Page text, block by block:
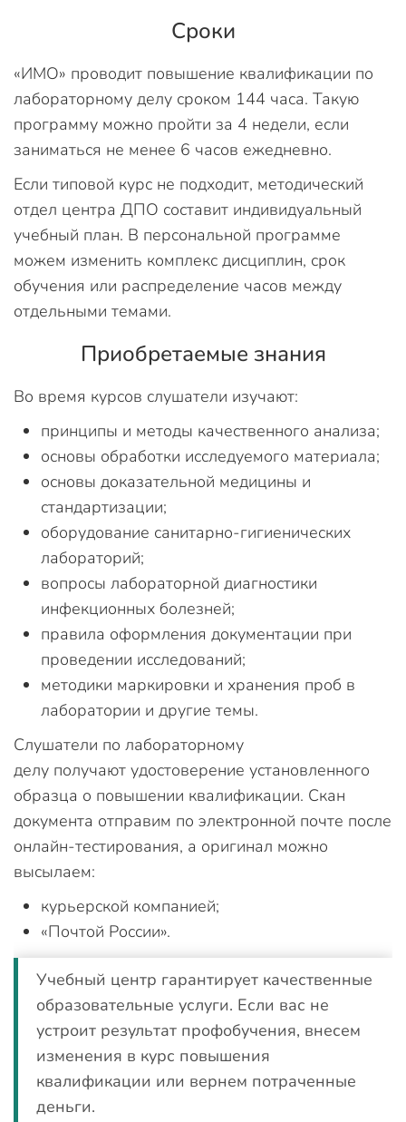
Сроки
«ИМО» проводит повышение квалификации по
лабораторному делу сроком 144 часа. Такую
программу можно пройти за 4 недели, если
заниматься не менее 6 часов ежедневно.
Если типовой курс не подходит, методический
отдел центра ДПО составит индивидуальный
учебный план. В персональной программе
можем изменить комплекс дисциплин, срок
обучения или распределение часов между
отдельными темами.
Приобретаемые знания
Во время курсов слушатели изучают:
принципы и методы качественного анализа;
основы обработки исследуемого материала;
основы доказательной медицины и
стандартизации;
оборудование санитарно-гигиенических
лабораторий;
вопросы лабораторной диагностики
инфекционных болезней;
правила оформления документации при
проведении исследований;
методики маркировки и хранения проб в
лаборатории и другие темы.
Слушатели по лабораторному
делу получают удостоверение установленного
образца о повышении квалификации. Скан
документа отправим по электронной почте после
онлайн-тестирования, а оригинал можно
высылаем:
курьерской компанией;
«Почтой России».
Учебный центр гарантирует качественные
образовательные услуги. Если вас не
устроит результат профобучения, внесем
изменения в курс повышения
квалификации или вернем потраченные
деньги.